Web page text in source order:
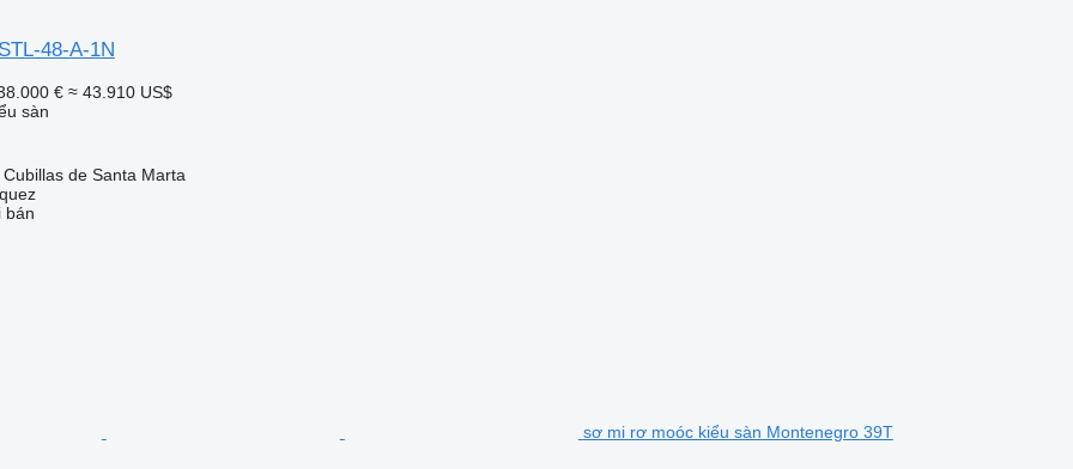
48-A-1N
€ ≈ 43.910 US$
sàn
de Santa Marta
bán
sơ mi rơ moóc kiểu sàn Montenegro 39T